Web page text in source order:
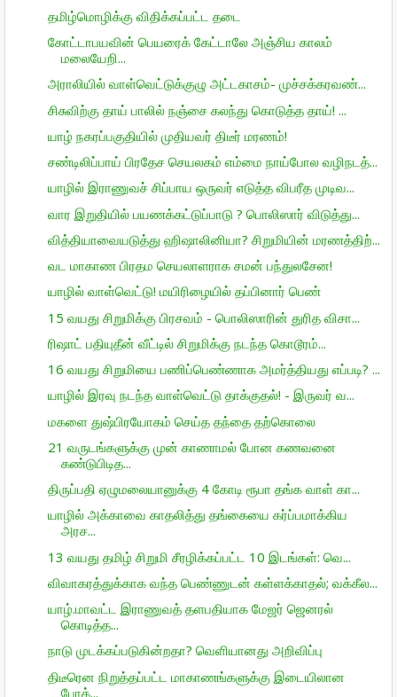
தமிழ்மொழிக்கு விதிக்கப்பட்ட தடை
கோட்டாபயவின் பெயரைக் கேட்டாலே அஞ்சிய காலம்
மலையேறி...
அராலியில் வாள்வெட்டுக்குழு அட்டகாசம்- முச்சக்கரவண்...
சிசுவிற்கு தாய் பாலில் நஞ்சை கலந்து கொடுத்த தாய்! ...
யாழ் நகரப்பகுதியில் முதியவர் திடீர் மரணம்!
சண்டிலிப்பாய் பிரதேச செயலகம் எம்மை நாய்போல வழிநடத்...
யாழில் இராணுவச் சிப்பாய ஒருவர் எடுத்த விபரீத முடிவ...
வார இறுதியில் பயணக்கட்டுப்பாடு ? பொலிஸார் விடுத்து...
வித்தியாவையடுத்து ஹிஷாலினியா? சிறுமியின் மரணத்திற்...
வட மாகாண பிரதம செயலாளராக சமன் பந்துலசேன!
யாழில் வாள்வெட்டு! மயிரிழையில் தப்பினார் பெண்
15 வயது சிறுமிக்கு பிரசவம் - பொலிஸாரின் துரித விசா...
ரிஷாட் பதியுதீன் வீட்டில் சிறுமிக்கு நடந்த கொடூரம்...
16 வயது சிறுமியை பணிப்பெண்ணாக அமர்த்தியது எப்படி? ...
யாழில் இரவு நடந்த வாள்வெட்டு தாக்குதல்! - இருவர் வ...
மகளை துஷ்பிரயோகம் செய்த தந்தை தற்கொலை
21 வருடங்களுக்கு முன் காணாமல் போன கணவனை
கண்டுபிடித...
திருப்பதி ஏழுமலையானுக்கு 4 கோடி ரூபா தங்க வாள் கா...
யாழில் அக்காவை காதலித்து தங்கையை கர்ப்பமாக்கிய
அரச...
13 வயது தமிழ் சிறுமி சீரழிக்கப்பட்ட 10 இடங்கள்: வெ...
விவாகரத்துக்காக வந்த பெண்ணுடன் கள்ளக்காதல்; வக்கீல...
யாழ்.மாவட்ட இராணுவத் தளபதியாக மேஜர் ஜெனரல்
கொடித்த...
நாடு முடக்கப்படுகின்றதா? வெளியானது அறிவிப்பு
திடீரென நிறுத்தப்பட்ட மாகாணங்களுக்கு இடையிலான
போக்...